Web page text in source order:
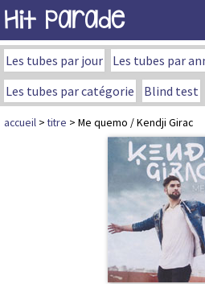
Hit Parade
Les tubes par jour Les tubes par
Les tubes par catégorie
Blind test
accueil >titre > Me quemo / Kendji Girac